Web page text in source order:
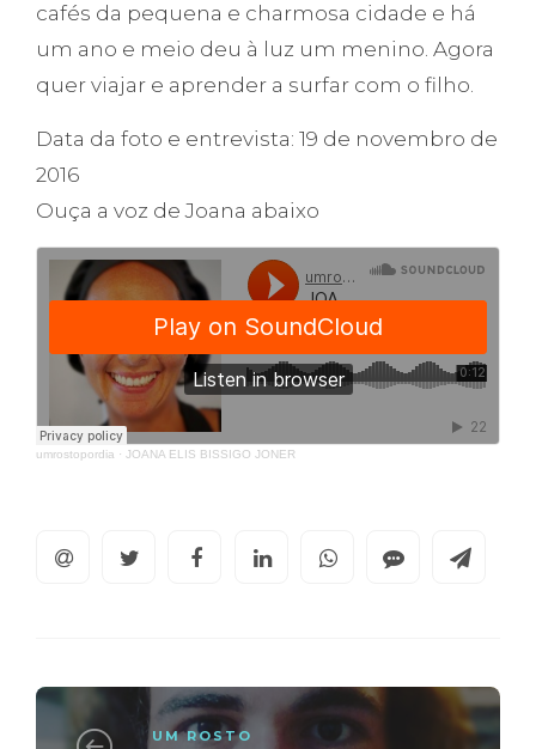
cafés da pequena e charmosa cidade e há
um ano e meio deu à luz um menino. Agora
quer viajar e aprender a surfar com o filho.
Data da foto e entrevista: 19 de novembro de
2016
Ouça a voz de Joana abaixo
umrostopordia · JOANA ELIS BISSIGO JONER
UM ROSTO